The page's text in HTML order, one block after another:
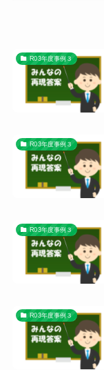
R03年度事例３
R03年度事例３
R03年度事例３
R03年度事例３